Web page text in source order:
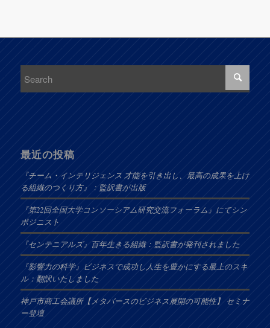
最近の投稿
『チーム・インテリジェンス 才能を引き出し、最高の成果を上げ
る組織のつくり方』：監訳書が出版
『第22回全国大学コンソーシアム研究交流フォーラム』にてシン
ポジニスト
『センテニアルズ』百年生きる組織：監訳書が発刊されました
『影響力の科学』ビジネスで成功し人生を豊かにする最上のスキ
ル：翻訳いたしました
神戸市商工会議所【メタバースのビジネス展開の可能性】 セミナ
ー登壇